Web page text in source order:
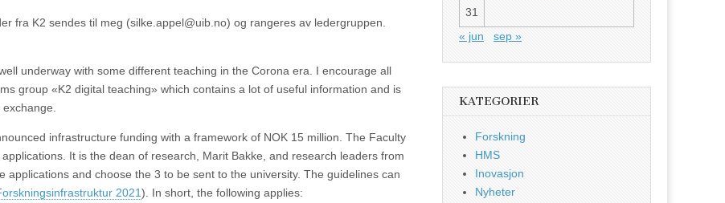
fra K2 sendes til meg (silke.appel@uib.no) og rangeres av ledergruppen.
underway with some different teaching in the Corona era. I encourage all
group «K2 digital teaching» which contains a lot of useful information and is
infrastructure funding with a framework of NOK 15 million. The Faculty
It is the dean of research, Marit Bakke, and research leaders from
applications and choose the 3 to be sent to the university. The guidelines can
2021). In short, the following applies:
31
« jun
sep »
KATEGORIER
Forskning
HMS
Inovasjon
Nyheter